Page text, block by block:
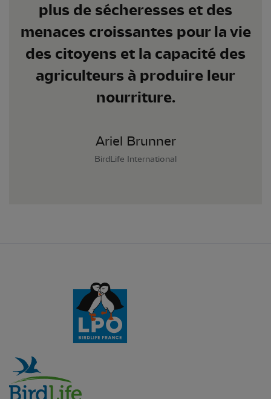
plus de sécheresses et des
menaces croissantes pour la vie
des citoyens et la capacité des
agriculteurs à produire leur
nourriture.
Ariel Brunner
BirdLife International